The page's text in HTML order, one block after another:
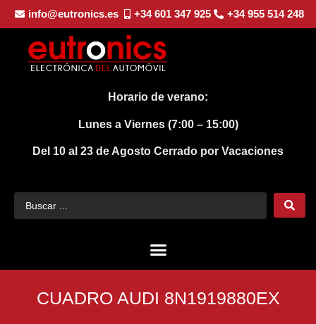
info@eutronics.es +34 601 347 925 +34 955 514 248
Horario de verano:
Lunes a Viernes (7:00 – 15:00)
Del 10 al 23 de Agosto Cerrado por Vacaciones
CUADRO AUDI 8N1919880EX